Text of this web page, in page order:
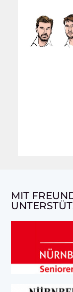
MIT